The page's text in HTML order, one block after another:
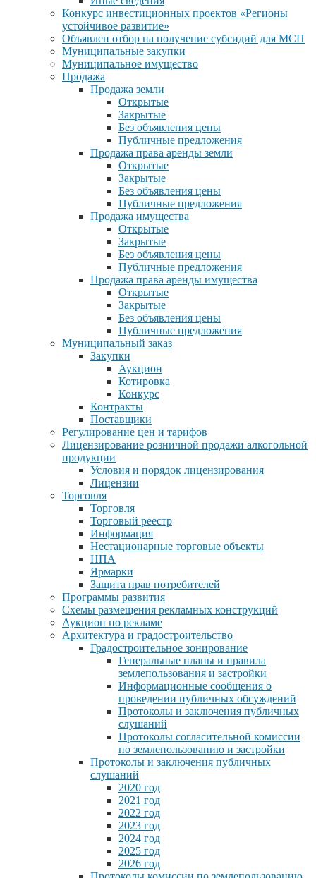
Конкурс инвестиционных проектов «Регионы
устойчивое развитие»
Объявлен отбор на получение субсидий для МСП
Муниципальные закупки
Муниципальное имущество
Продажа
Продажа земли
Открытые
Закрытые
Без объявления цены
Публичные предложения
Продажа права аренды земли
Открытые
Закрытые
Без объявления цены
Публичные предложения
Продажа имущества
Открытые
Закрытые
Без объявления цены
Публичные предложения
Продажа права аренды имущества
Открытые
Закрытые
Без объявления цены
Публичные предложения
Муниципальный заказ
Закупки
Аукцион
Котировка
Конкурс
Контракты
Поставщики
Регулирование цен и тарифов
Лицензирование розничной продажи алкогольной
продукции
Условия и порядок лицензирования
Лицензии
Торговля
Торговля
Торговый реестр
Информация
Нестационарные торговые объекты
НПА
Ярмарки
Защита прав потребителей
Программы развития
Схемы размещения рекламных конструкций
Аукцион по рекламе
Архитектура и градостроительство
Градостроительное зонирование
Генеральные планы и правила
землепользования и застройки
Информационные сообщения о
проведении публичных обсуждений
Протоколы и заключения публичных
слушаний
Протоколы согласительной комиссии
по землепользованию и застройки
Протоколы и заключения публичных
слушаний
2020 год
2021 год
2022 год
2023 год
2024 год
2025 год
2026 год